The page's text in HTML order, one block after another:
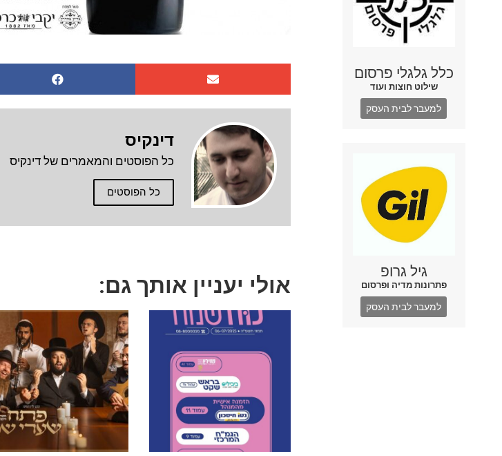
כלל גלגלי פרסום
שילוט חוצות ועוד
למעבר לבית העסק
גיל גרופ
פתרונות מדיה ופרסום
למעבר לבית העסק
דינקיס
כל הפוסטים והמאמרים של דינקיס
כל הפוסטים
אולי יעניין אותך גם: